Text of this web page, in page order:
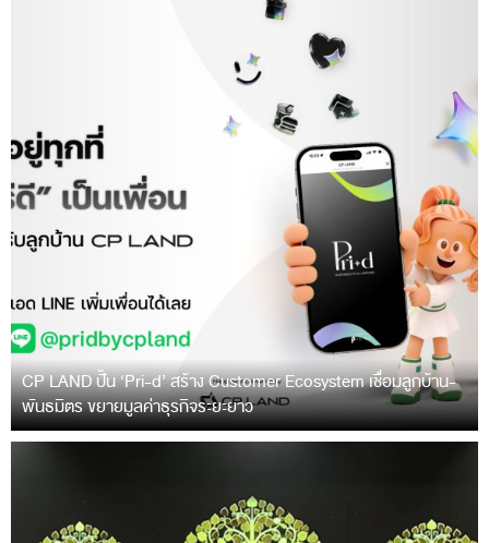
CP LAND ปั้น ‘Pri-d’ สร้าง Customer Ecosystem เชื่อมลูกบ้าน-
พันธมิตร ขยายมูลค่าธุรกิจระยะยาว